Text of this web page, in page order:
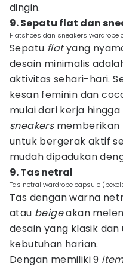
dingin.
9. Sepatu flat dan
Flatshoes dan sneakers wardrobe
Sepatu flatyang
desain minimalis
aktivitas sehari-hari.
kesan feminin dan
mulai dari kerja
sneakersmemberikan
untuk bergerak aktif
mudah dipadukan
9. Tas netral
Tas netral wardrobe capsule
Tas dengan warna
atau beigeakan
desain yang klasik
kebutuhan harian.
Dengan memiliki 9